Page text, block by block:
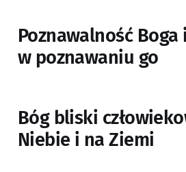
Poznawalność
w poznawaniu go
Bóg bliski
Niebie i na Ziemi